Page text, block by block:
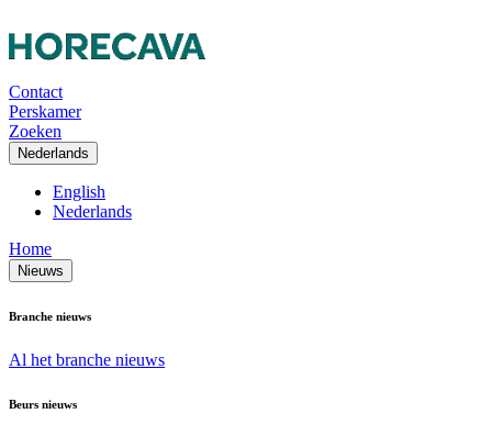
Contact
Perskamer
Zoeken
Nederlands
English
Nederlands
Home
Nieuws
Branche nieuws
Al het branche nieuws
Beurs nieuws